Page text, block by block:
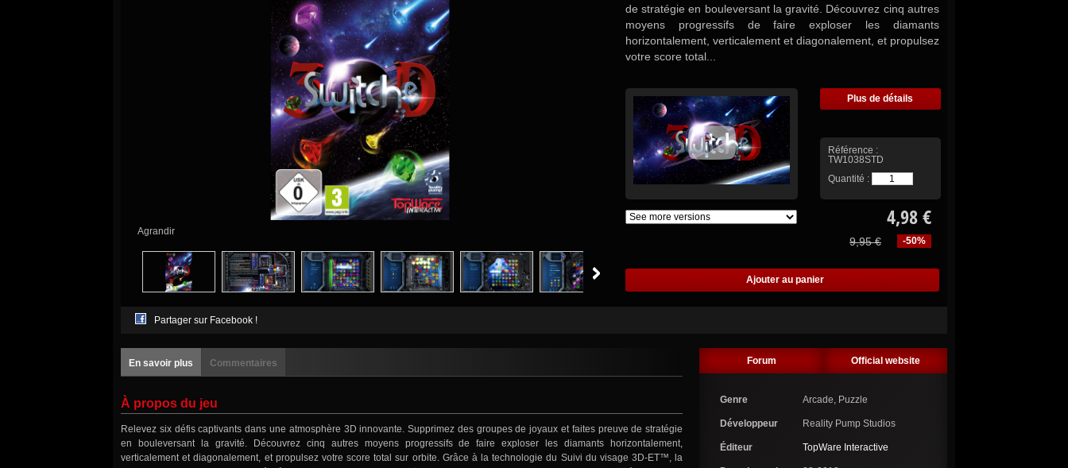
Agrandir
de stratégie en bouleversant la gravité. Découvrez cinq autres
moyens progressifs de faire exploser les diamants
horizontalement, verticalement et diagonalement, et propulsez
votre score total...
Plus de détails
Référence :
TW1038STD
Quantité :
4,98 €
-50%
9,95 €
Partager sur Facebook !
En savoir plus Commentaires
À propos du jeu
Relevez six défis captivants dans une atmosphère 3D innovante. Supprimez des groupes de joyaux et faites preuve de stratégie
en bouleversant la gravité. Découvrez cinq autres moyens progressifs de faire exploser les diamants horizontalement,
verticalement et diagonalement, et propulsez votre score total sur orbite. Grâce à la technologie du Suivi du visage 3D-ET™, la
Forum Official website
Genre Arcade, Puzzle
Développeur Reality Pump Studios
Éditeur TopWare Interactive